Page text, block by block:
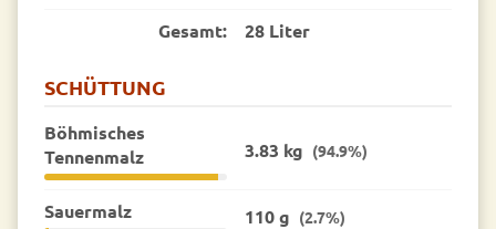
Gesamt:
28 Liter
SCHÜTTUNG
Böhmisches
Tennenmalz
3.83 kg (94.9%)
Sauermalz 110 g (2.7%)